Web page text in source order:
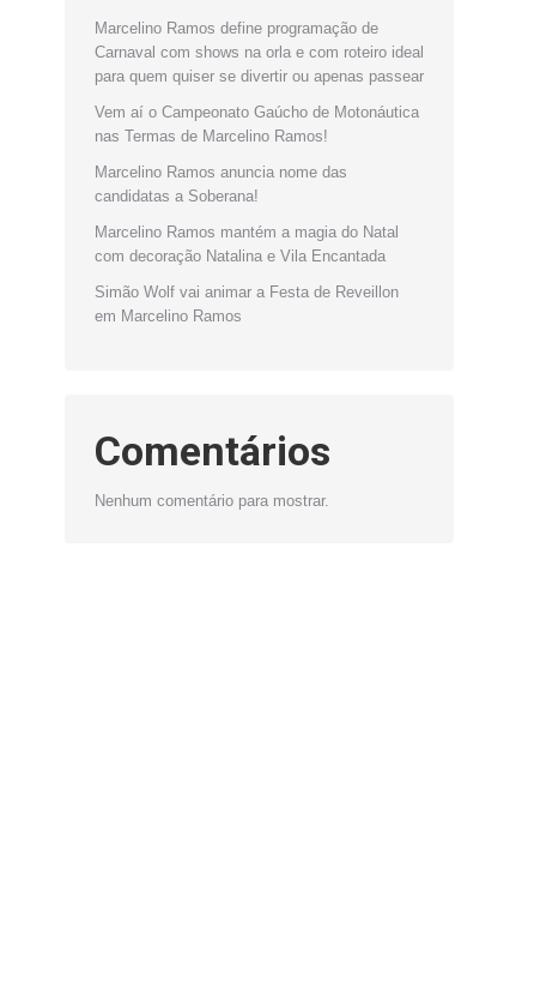
Marcelino Ramos define programação de
Carnaval com shows na orla e com roteiro ideal
para quem quiser se divertir ou apenas passear
Vem aí o Campeonato Gaúcho de Motonáutica
nas Termas de Marcelino Ramos!
Marcelino Ramos anuncia nome das
candidatas a Soberana!
Marcelino Ramos mantém a magia do Natal
com decoração Natalina e Vila Encantada
Simão Wolf vai animar a Festa de Reveillon
em Marcelino Ramos
Comentários
Nenhum comentário para mostrar.